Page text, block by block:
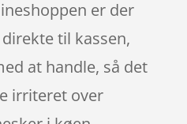
er der
til kassen,
at handle, så det
irriteret over